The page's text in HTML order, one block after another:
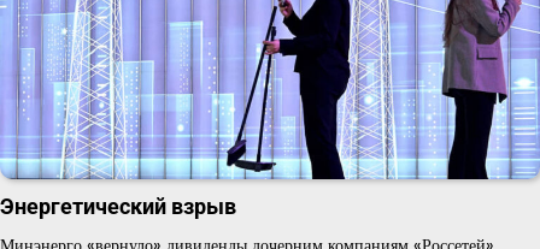
Энергетический взрыв